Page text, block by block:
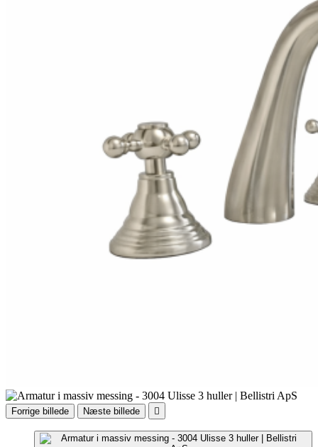
Forrige billede Næste billede 